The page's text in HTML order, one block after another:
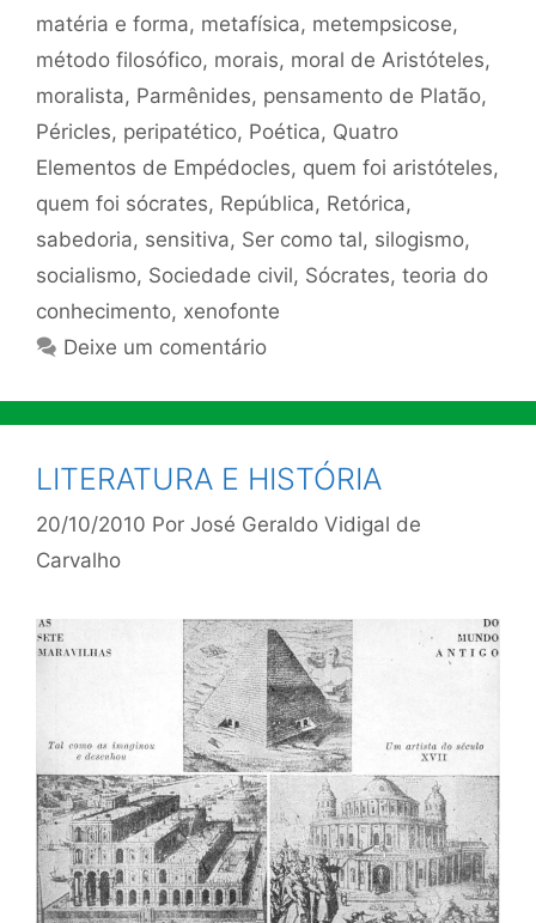
matéria e forma, metafísica, metempsicose,
método filosófico, morais, moral de Aristóteles,
moralista, Parmênides, pensamento de Platão,
Péricles, peripatético, Poética, Quatro
Elementos de Empédocles, quem foi aristóteles,
quem foi sócrates, República, Retórica,
sabedoria, sensitiva, Ser como tal, silogismo,
socialismo, Sociedade civil, Sócrates, teoria do
conhecimento, xenofonte
Deixe um comentário
LITERATURA E HISTÓRIA
20/10/2010 Por José Geraldo Vidigal de
Carvalho